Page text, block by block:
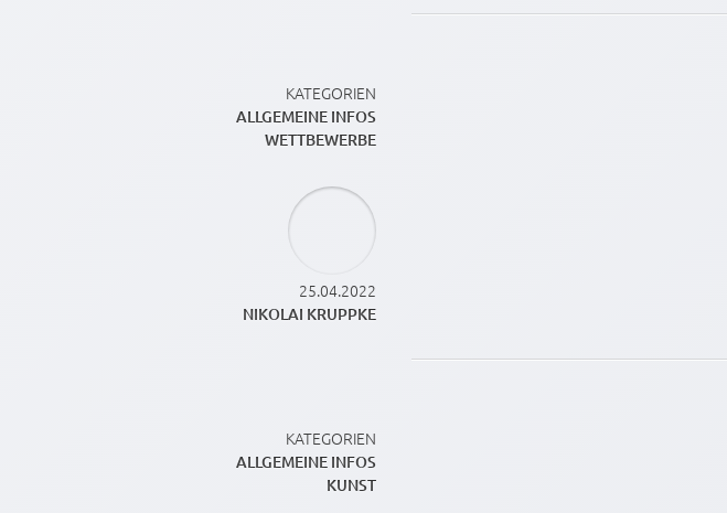
KATEGORIEN
ALLGEMEINE INFOS
WETTBEWERBE
25.04.2022
NIKOLAI KRUPPKE
KATEGORIEN
ALLGEMEINE INFOS
KUNST